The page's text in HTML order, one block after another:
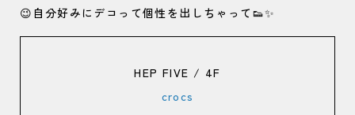
😉自分好みにデコって個性を出しちゃって👟✨
HEP FIVE / 4F
crocs